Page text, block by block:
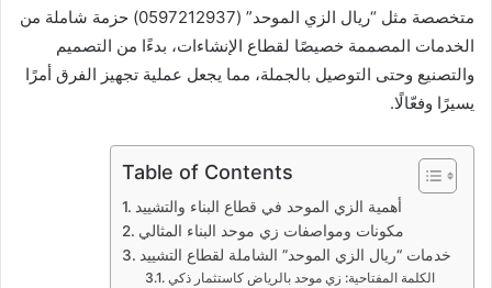
متخصصة مثل “ريال الزي الموحد” (0597212937) حزمة شاملة من
الخدمات المصممة خصيصًا لقطاع الإنشاءات، بدءًا من التصميم
والتصنيع وحتى التوصيل بالجملة، مما يجعل عملية تجهيز الفرق أمرًا
يسيرًا وفعّالًا.
Table of Contents
أهمية الزي الموحد في قطاع البناء والتشييد
مكونات ومواصفات زي موحد البناء المثالي
خدمات “ريال الزي الموحد” الشاملة لقطاع التشييد
الكلمة المفتاحية: زي موحد بالرياض كاستثمار ذكي